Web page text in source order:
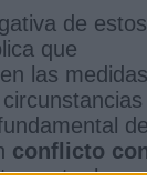
de estos
que
las medidas
de
conflicto
la